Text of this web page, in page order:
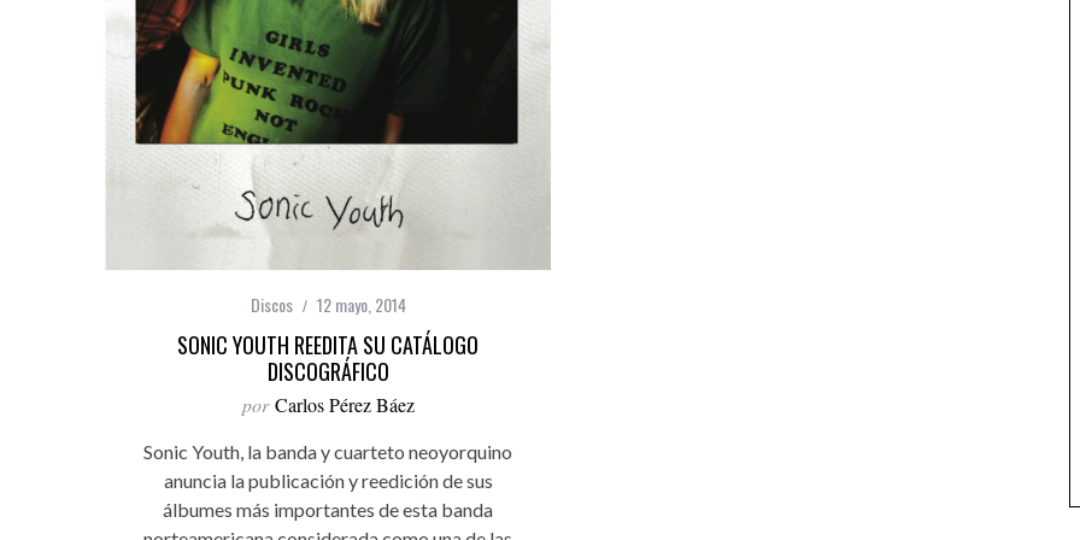
Discos 12 mayo, 2014
SONIC YOUTH REEDITA SU CATÁLOGO
DISCOGRÁFICO
por Carlos Pérez Báez
Sonic Youth, la banda y cuarteto neoyorquino
anuncia la publicación y reedición de sus
álbumes más importantes de esta banda